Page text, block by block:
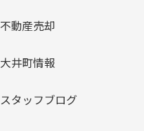
不動産売却
大井町情報
スタッフブログ